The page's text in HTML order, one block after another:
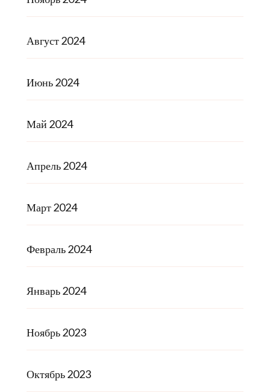
Август 2024
Июнь 2024
Май 2024
Апрель 2024
Март 2024
Февраль 2024
Январь 2024
Ноябрь 2023
Октябрь 2023